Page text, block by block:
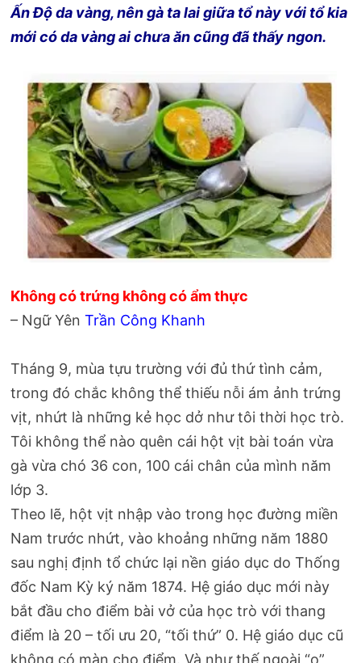
Ấn Độ da vàng, nên gà ta lai giữa tổ này với tổ kia
mới có da vàng ai chưa ăn cũng đã thấy ngon.
Không có trứng không có ẩm thực
– Ngữ YênTrần Công Khanh
Tháng 9, mùa tựu trường với đủ thứ tình cảm,
trong đó chắc không thể thiếu nỗi ám ảnh trứng
vịt, nhứt là những kẻ học dở như tôi thời học trò.
Tôi không thể nào quên cái hột vịt bài toán vừa
gà vừa chó 36 con, 100 cái chân của mình năm
lớp 3.
Theo lẽ, hột vịt nhập vào trong học đường miền
Nam trước nhứt, vào khoảng những năm 1880
sau nghị định tổ chức lại nền giáo dục do Thống
đốc Nam Kỳ ký năm 1874. Hệ giáo dục mới này
bắt đầu cho điểm bài vở của học trò với thang
điểm là 20 – tối ưu 20, “tối thứ” 0. Hệ giáo dục cũ
không có màn cho điểm. Và như thế ngoài “o”